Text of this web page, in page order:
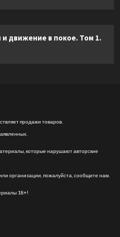
движение в покое. Том 1.
продажи товаров.
которые нарушают авторские
организации, пожалуйста, сообщите нам.
18+!